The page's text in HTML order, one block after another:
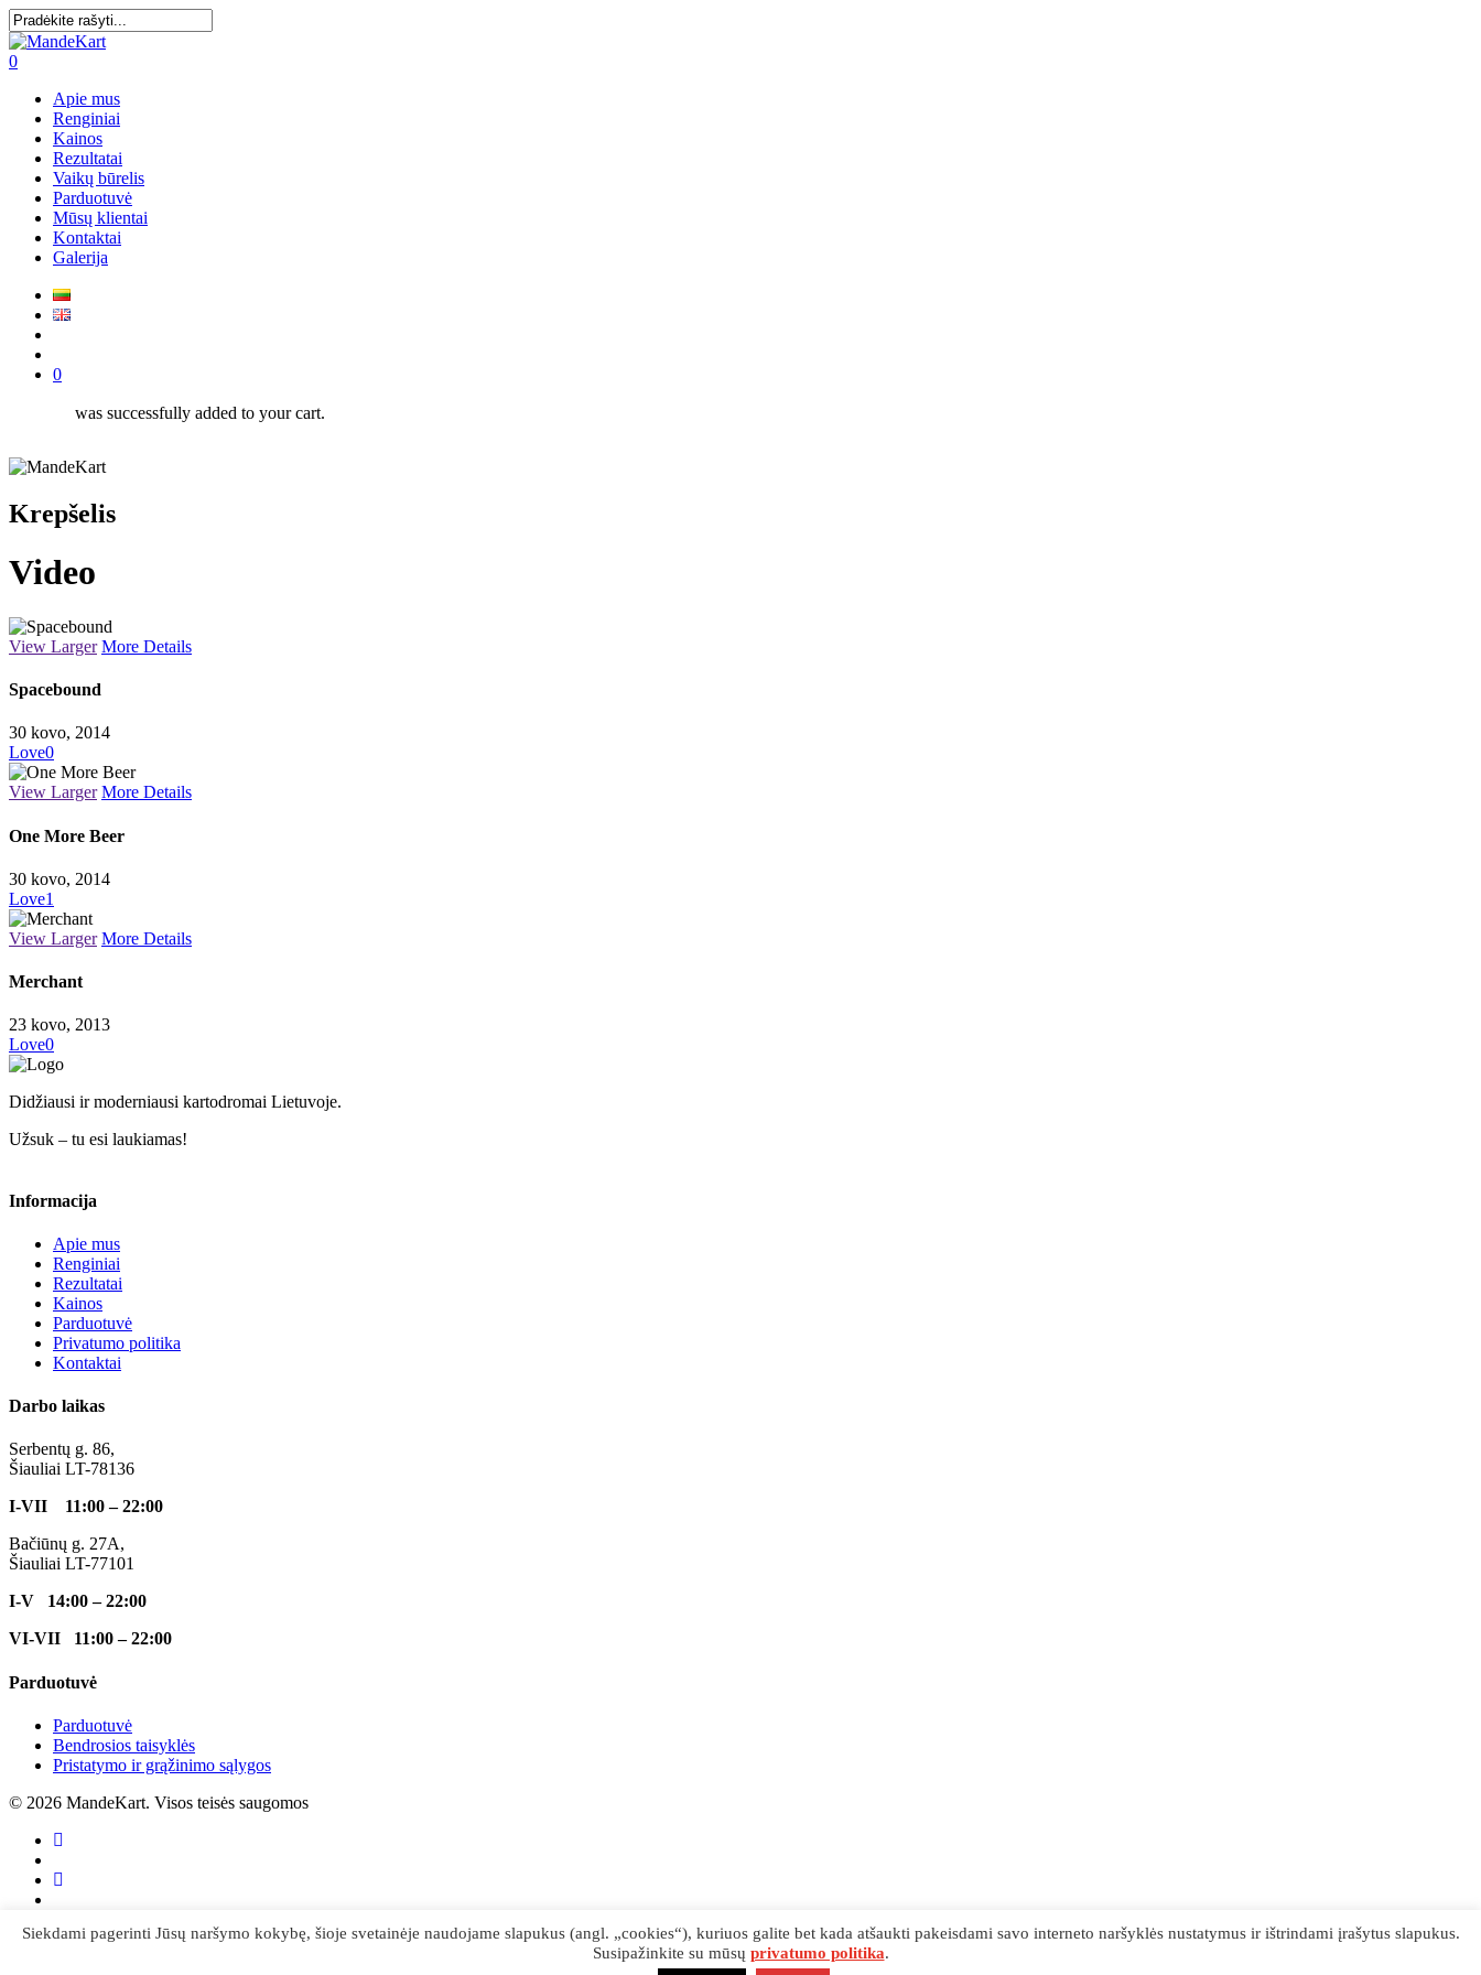
Skip
to
main
Close
Search
search
account
0
Apie mus
Renginiai
Kainos
Rezultatai
Vaikų būrelis
Parduotuvė
Mūsų klientai
Kontaktai
Galerija
0
was successfully added to your cart.
Krepšelis
Video
View Larger More Details
Spacebound
30 kovo, 2014
Love0
View Larger More Details
One More Beer
30 kovo, 2014
Love1
View Larger More Details
Merchant
23 kovo, 2013
Love0
Didžiausi ir moderniausi kartodromai Lietuvoje.
Užsuk – tu esi laukiamas!
Informacija
Apie mus
Renginiai
Rezultatai
Kainos
Parduotuvė
Privatumo politika
Kontaktai
Darbo laikas
Serbentų g. 86,
Šiauliai LT-78136
I-VII 11:00 – 22:00
Bačiūnų g. 27A,
Šiauliai LT-77101
I-V 14:00 – 22:00
VI-VII 11:00 – 22:00
Parduotuvė
Parduotuvė
Bendrosios taisyklės
Pristatymo ir grąžinimo sąlygos
© 2026 MandeKart. Visos teisės saugomos
facebook
instagram
Close
Siekdami pagerinti Jūsų naršymo kokybę, šioje svetainėje naudojame slapukus (angl. „cookies“), kuriuos galite bet kada atšaukti pakeisdami savo interneto naršyklės nustatymus ir ištrindami įrašytus slapukus.
Susipažinkite su mūsų privatumo politika.